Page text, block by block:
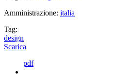
Amministrazione: italia
Tag:
design
Scarica
pdf